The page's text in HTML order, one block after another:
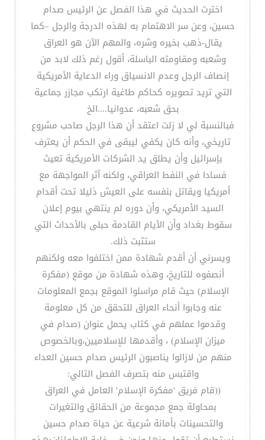
اخترت الحديث في هذا الفصل عن الرئيس صدام
حسين، وعن سر الاهتمام به لهذه الدرجة والرجل –كما
يقال-ذهب بخيره وشره، والمهم الآن هو العراق
وشعبه ومقاومته الباسلة، أقول رغم ذلك لابد من
إنصاف الرجل وعدم الانسياق وراء الدعاية الأمريكية
التي تريد تصويره كحاكم طاغية ارتكب مجازر جماعية
بحق شعبه، عدوانيا....الخ
فبالنسبة لي لا زلت اعتقد أن هذا الرجل صاحب مشروع
تاريخي، وأنه كان يكفي ليبقى في الحكم أن يعترف
بإسرائيل وأن يطلق يد الشركات الأمريكية تعيث
فسادا في النفط العراقي، ولكنه آثر المواجهة مع
أمريكيا ويقاتل بنفسه على العيش ذليلا تحت أقدام
السيد الأمريكي، وأن دوره لم ينتهي بيوم إعلان
سقوط بغداد وأن الأيام القادمة حبلى بالأحداث التي
ستثبت ذلك.
ويسرني أن أقدم شهادة ممن اختلفوا معه ولكنهم
أنصفوه للتاريخ، وهذه شهادة من موقع (مفكرة
الإسلام) حيث قام مراسلوا الموقع بجمع المعلومات
عنه وجابوا أنحاء العراق للتحقق من كل معلومة
وقدموا عملهم في كتاب يحمل عنوان (صدام في
ميزان الإسلام) ، وأقدمها للإسلاميين،وبالخصوص
منهم من لازالوا يناصبون الرئيس صدام حسين العداء
واقتبس منه بتصرف الفصل التالي:
((قام فريق 'مفكرة الإسلام' العامل في العراق
بمحاولة جمع مجموعة من الحقائق والتغيرات
والتحسينات بأمانة شرعية عن حياة صدام حسين